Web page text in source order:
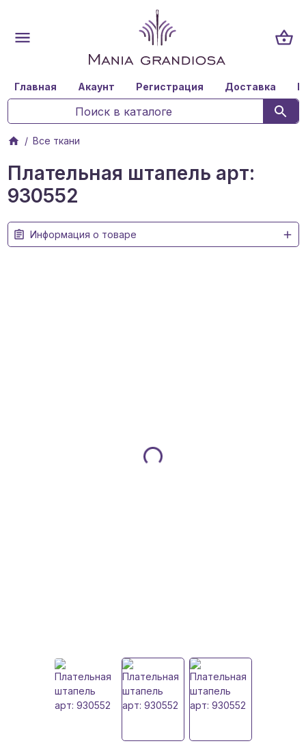
Главная Акаунт Регистрация Доставка
Все ткани
Плательная штапель арт:
930552
Информация о товаре